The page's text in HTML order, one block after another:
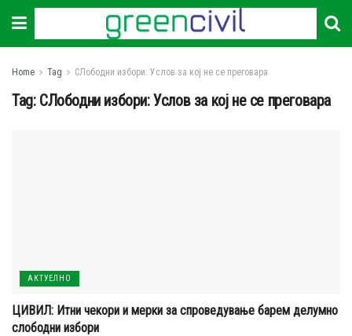
Home Tag СЛободни избори: Услов за кој не се преговара
Tag: СЛободни избори: Услов за кој не се преговара
АКТУЕЛНО
ЦИВИЛ: Итни чекори и мерки за спроведување барем делумно
слободни избори